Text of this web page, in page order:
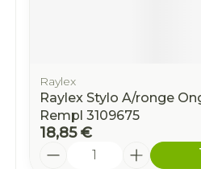
Raylex
Raylex Stylo A/ronge
Rempl 3109675
18,85 €
Quantité